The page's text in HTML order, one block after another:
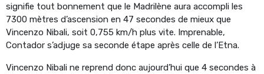
signifie tout bonnement que le Madrilène aura accompli les
7300 mètres d’ascension en 47 secondes de mieux que
Vincenzo Nibali, soit 0,755 km/h plus vite. Imprenable,
Contador s’adjuge sa seconde étape après celle de l’Etna.
Vincenzo Nibali ne reprend donc aujourd’hui que 4 secondes à